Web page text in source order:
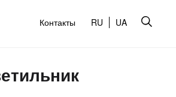
Контакты RU UA